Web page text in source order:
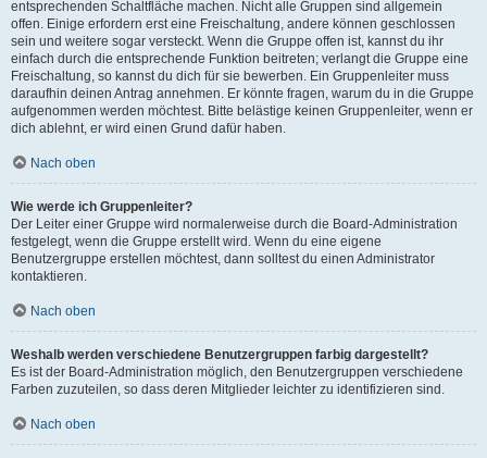
entsprechenden Schaltfläche machen. Nicht alle Gruppen sind allgemein
offen. Einige erfordern erst eine Freischaltung, andere können geschlossen
sein und weitere sogar versteckt. Wenn die Gruppe offen ist, kannst du ihr
einfach durch die entsprechende Funktion beitreten; verlangt die Gruppe eine
Freischaltung, so kannst du dich für sie bewerben. Ein Gruppenleiter muss
daraufhin deinen Antrag annehmen. Er könnte fragen, warum du in die Gruppe
aufgenommen werden möchtest. Bitte belästige keinen Gruppenleiter, wenn er
dich ablehnt, er wird einen Grund dafür haben.
Nach oben
Wie werde ich Gruppenleiter?
Der Leiter einer Gruppe wird normalerweise durch die Board-Administration
festgelegt, wenn die Gruppe erstellt wird. Wenn du eine eigene
Benutzergruppe erstellen möchtest, dann solltest du einen Administrator
kontaktieren.
Nach oben
Weshalb werden verschiedene Benutzergruppen farbig dargestellt?
Es ist der Board-Administration möglich, den Benutzergruppen verschiedene
Farben zuzuteilen, so dass deren Mitglieder leichter zu identifizieren sind.
Nach oben